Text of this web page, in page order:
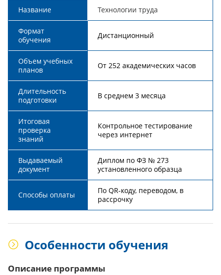
Название Технологии труда
Формат
обучения
Дистанционный
Объем учебных
планов
От 252 академических часов
Длительность
подготовки
В среднем 3 месяца
Итоговая
проверка
знаний
Контрольное тестирование
через интернет
Выдаваемый
документ
Диплом по ФЗ № 273
установленного образца
Способы оплаты
По QR-коду, переводом, в
рассрочку
Особенности обучения
Описание программы